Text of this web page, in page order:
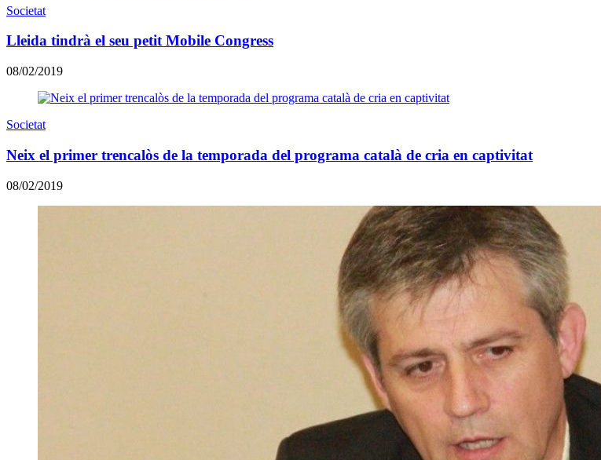
Societat
Lleida tindrà el seu petit Mobile Congress
08/02/2019
Societat
Neix el primer trencalòs de la temporada del programa català de cria en captivitat
08/02/2019